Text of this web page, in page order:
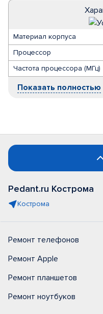
Материал корпуса
Процессор
Частота процессора (МГц)
Показать полностью
Pedant.ru Кострома
Кострома
Ремонт телефонов
Ремонт Apple
Ремонт планшетов
Ремонт ноутбуков